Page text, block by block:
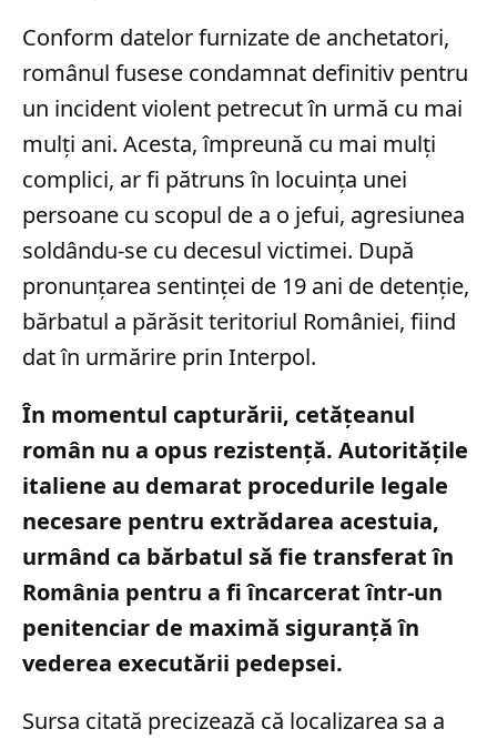
Conform datelor furnizate de anchetatori,
românul fusese condamnat definitiv pentru
un incident violent petrecut în urmă cu mai
mulți ani. Acesta, împreună cu mai mulți
complici, ar fi pătruns în locuința unei
persoane cu scopul de a o jefui, agresiunea
soldându-se cu decesul victimei. După
pronunțarea sentinței de 19 ani de detenție,
bărbatul a părăsit teritoriul României, fiind
dat în urmărire prin Interpol.
În momentul capturării, cetățeanul
român nu a opus rezistență. Autoritățile
italiene au demarat procedurile legale
necesare pentru extrădarea acestuia,
urmând ca bărbatul să fie transferat în
România pentru a fi încarcerat într-un
penitenciar de maximă siguranță în
vederea executării pedepsei.
Sursa citată precizează că localizarea sa a